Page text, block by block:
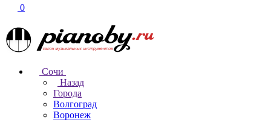
0
Сочи
Назад
Города
Волгоград
Воронеж